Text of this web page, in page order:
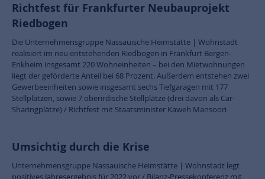
Richtfest für Frankfurter Neubauprojekt
Riedbogen
Die Unternehmensgruppe Nassauische Heimstätte | Wohnstadt
realisiert im neu entstehenden Riedbogen in Frankfurt Bergen-
Enkheim insgesamt 220 Wohneinheiten – bei den Mietwohnungen
liegt der geförderte Anteil bei 68 Prozent. Außerdem entstehen zwei
Gewerbeeinheiten sowie insgesamt sechs Tiefgaragen mit 177
Stellplätzen, sowie 7 oberirdische Stellplätze (drei davon als Car-
Sharingplätze) / Richtfest mit Staatsminister Kaweh Mansoori
Umsichtig durch die Krise
Unternehmensgruppe Nassauische Heimstätte | Wohnstadt legt
positives Jahresergebnis für 2022 vor / Bilanz-Pressekonferenz mit